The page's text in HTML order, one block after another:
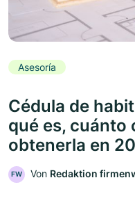
Asesoría
Cédula de
qué es, cuánto
obtenerla en
FW Von Redaktion